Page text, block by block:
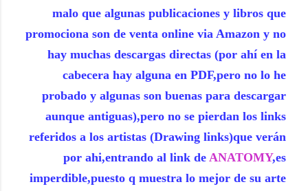
malo que algunas publicaciones y libros que
promociona son de venta online via Amazon y no
hay muchas descargas directas (por ahí en la
cabecera hay alguna en PDF,pero no lo he
probado y algunas son buenas para descargar
aunque antiguas),pero no se pierdan los links
referidos a los artistas (Drawing links)que verán
por ahi,entrando al link de ANATOMY,es
imperdible,puesto q muestra lo mejor de su arte